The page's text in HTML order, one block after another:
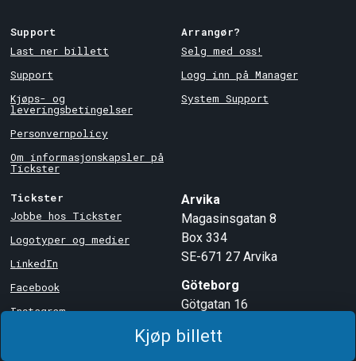
Kjøp billett
Support
Last ner billett
Support
Kjøps- og
leveringsbetingelser
Personvernpolicy
Om informasjonskapsler på
Tickster
Arrangør?
Selg med oss!
Logg inn på Manager
System Support
Tickster
Jobbe hos Tickster
Logotyper og medier
LinkedIn
Facebook
Instagram
Arvika
Magasinsgatan 8
Box 334
SE-671 27 Arvika
Göteborg
Götgatan 16